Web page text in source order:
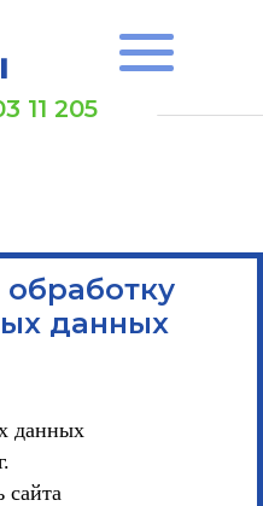
11 205
данных
данных
сайта